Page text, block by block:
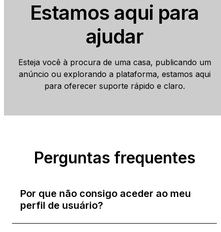
Estamos aqui para
ajudar
Esteja você à procura de uma casa, publicando um
anúncio ou explorando a plataforma, estamos aqui
para oferecer suporte rápido e claro.
Perguntas frequentes
Por que não consigo aceder ao meu
perfil de usuário?